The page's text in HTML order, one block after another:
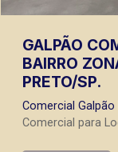
GALPÃO
BAIRRO
PRETO/SP.
Comercial
Comercial para